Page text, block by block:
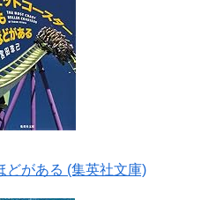
どがある (集英社文庫)